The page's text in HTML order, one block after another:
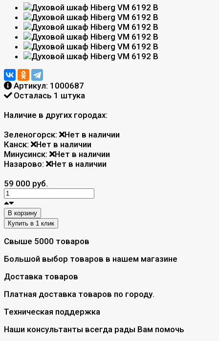
Артикул: 1000687
Осталась 1 штука
Наличие в других городах:
Зеленогорск:
Нет в наличии
Канск:
Нет в наличии
Минусинск:
Нет в наличии
Назарово:
Нет в наличии
59 000 руб.
В корзину
Свыше 5000 товаров
Большой выбор товаров в нашем магазине
Доставка товаров
Платная доставка товаров по городу.
Техническая поддержка
Наши консультанты всегда рады Вам помочь